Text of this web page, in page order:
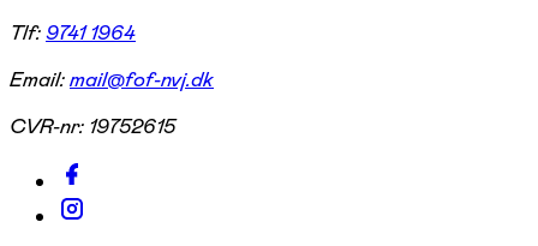
Tlf:9741 1964
Email:mail@fof-nvj.dk
CVR-nr: 19752615